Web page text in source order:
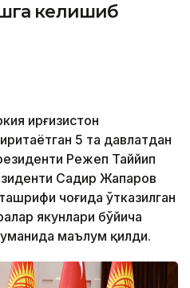
келишиб
Қирғизистон
5 та давлатдан
Режеп Таййип
Садир Жапаров
чоғида ўтказилган
якунлари бўйича
маълум қилди.